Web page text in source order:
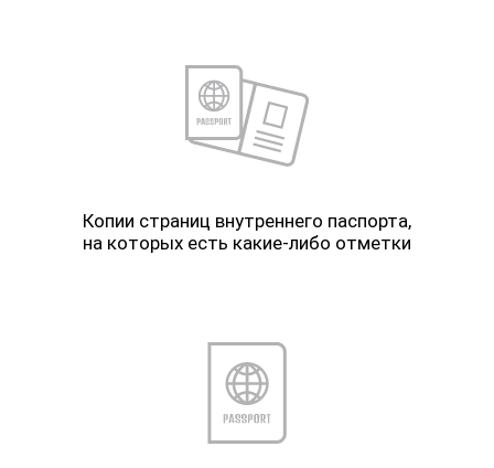
Копии страниц внутреннего паспорта,
на которых есть какие-либо отметки